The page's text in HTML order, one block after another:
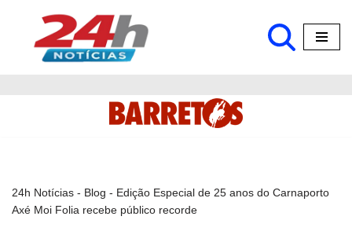
Pular
24h Notícias - Blog - Edição Especial de 25 anos do Carnaporto
Axé Moi Folia recebe público recorde